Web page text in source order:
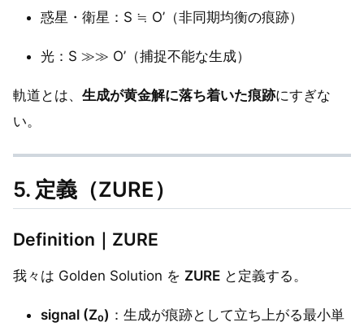
惑星・衛星：S ≒ O’（非同期均衡の痕跡）
光：S ≫≫ O’（捕捉不能な生成）
軌道とは、 生成が黄金解に落ち着いた痕跡にすぎな
い。
5. 定義（ZURE）
Definition｜ZURE
我々は Golden Solution を ZURE と定義する。
signal (Z₀) ：生成が痕跡として立ち上がる最小単